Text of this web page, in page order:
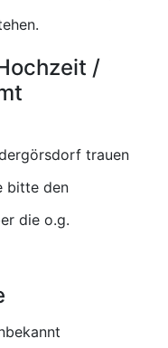
/
trauen
bitte den
die o.g.